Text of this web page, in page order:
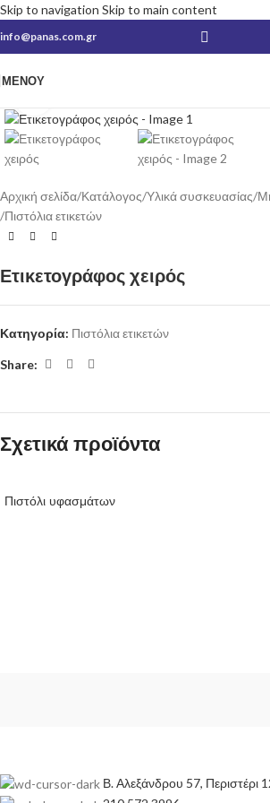
Skip to navigation Skip to main content
info@panas.com.gr
ΜΕΝΟΎ
Αρχική σελίδα/Κατάλογος/Υλικά συσκευασίας/
/Πιστόλια ετικετών
Ετικετογράφος χειρός
Κατηγορία: Πιστόλια ετικετών
Share:
Σχετικά προϊόντα
Πιστόλι υφασμάτων
Β. Αλεξάνδρου 57, Περιστέρι